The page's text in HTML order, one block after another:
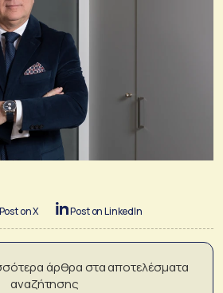
Post on X Post on LinkedIn
άρθρα στα αποτελέσματα
αναζήτησης